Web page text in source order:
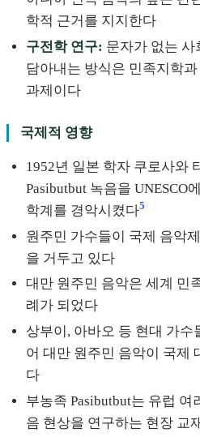
학적 근거를 지지한다
구전학 연구: 문자가 없는 사
담아내는 방식은 민족지학
과제이다
국제적 영향
1952년 일본 학자 쿠로사와
Pasibutbut 녹음을 UNESCO
학계를 경악시켰다5
원주민 가수들이 국제 음악
을 거두고 있다
대만 원주민 음악은 세계 민
례가 되었다
상부이, 아바오 등 현대 가수
어 대만 원주민 음악이 국제
다
부농족 Pasibutbut는 유럽 여
음 현상을 연구하는 현장 교